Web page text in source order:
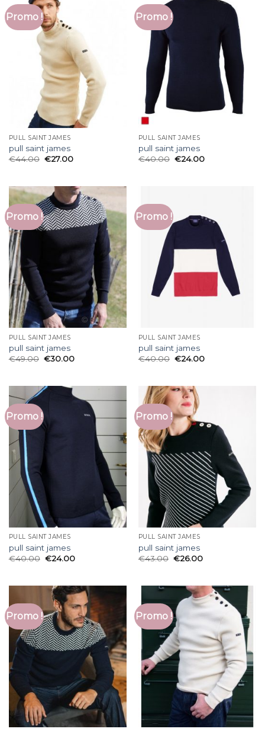
Promo !
PULL SAINT JAMES
pull saint james
€44.00 €27.00
Promo !
PULL SAINT JAMES
pull saint james
€40.00 €24.00
Promo !
PULL SAINT JAMES
pull saint james
€49.00 €30.00
Promo !
PULL SAINT JAMES
pull saint james
€40.00 €24.00
Promo !
PULL SAINT JAMES
pull saint james
€40.00 €24.00
Promo !
PULL SAINT JAMES
pull saint james
€43.00 €26.00
Promo ! Promo !